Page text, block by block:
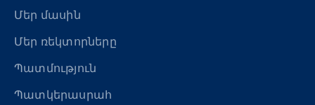
Մեր մասին
Մեր ռեկտորները
Պատմություն
Պատկերասրահ